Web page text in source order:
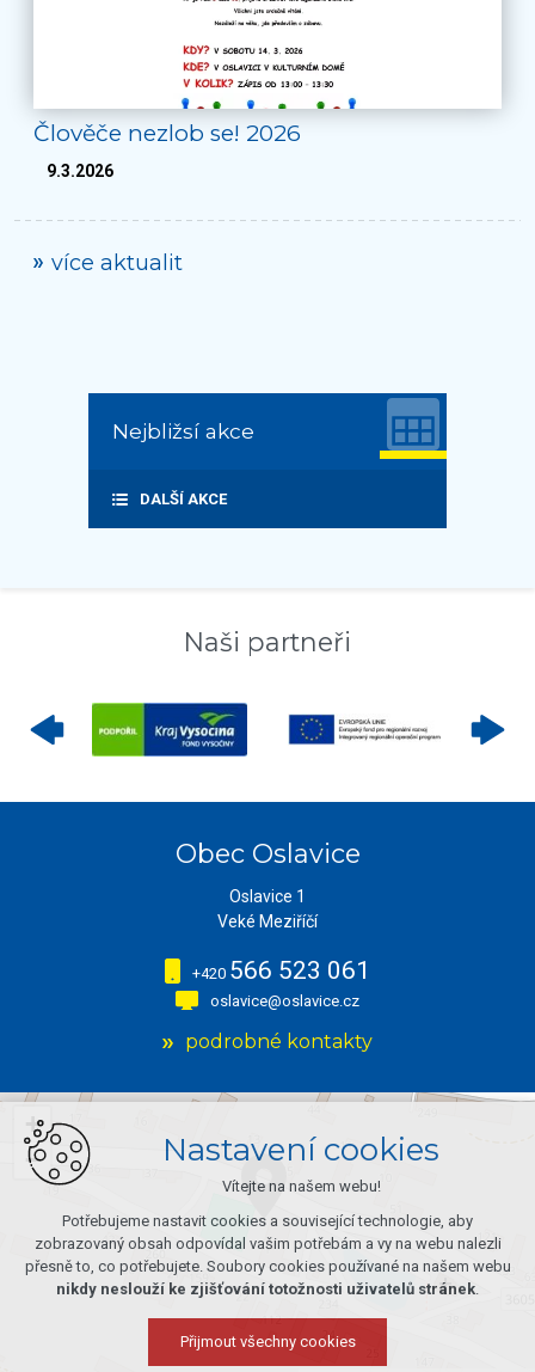
Člověče nezlob se! 2026
9.3.2026
více aktualit
Nejbližsí akce
DALŠÍ AKCE
Naši partneři
Obec Oslavice
Oslavice 1
Veké Meziříčí
+420 566 523 061
oslavice@oslavice.cz
podrobné kontakty
+
−
Nastavení cookies
Vítejte na našem webu!
Potřebujeme nastavit cookies a související technologie, aby
zobrazovaný obsah odpovídal vašim potřebám a vy na webu nalezli
přesně to, co potřebujete. Soubory cookies používané na našem webu
nikdy neslouží ke zjišťování totožnosti uživatelů stránek.
Přijmout všechny cookies